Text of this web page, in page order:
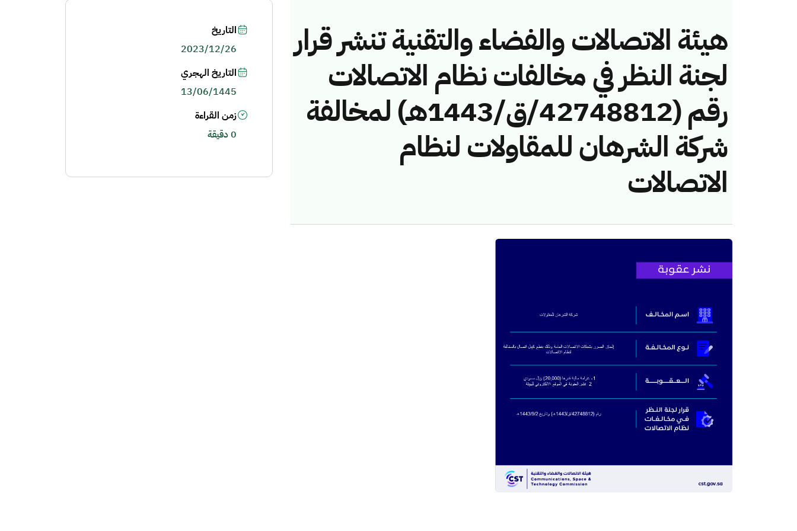
هيئة الاتصالات والفضاء والتقنية تنشر قرار
لجنة النظر في مخالفات نظام الاتصالات
رقم (42748812/ق/1443هـ) لمخالفة
شركة الشرهان للمقاولات لنظام
الاتصالات
التاريخ
2023/12/26
التاريخ الهجري
13/06/1445
زمن القراءة
0 دقيقة